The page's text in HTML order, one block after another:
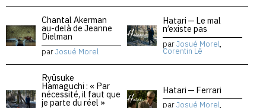
Chantal Akerman
au-delà de Jeanne
Dielman
parJosué Morel
Hatari — Le mal
n’existe pas
parJosué Morel,
Corentin Lê
Ryūsuke
Hamaguchi : « Par
nécessité, il faut que
je parte du réel »
Hatari — Ferrari
parJosué Morel,